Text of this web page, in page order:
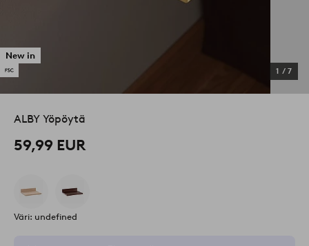
New in
1 / 7
ALBY Yöpöytä
59,99 EUR
Väri: undefined